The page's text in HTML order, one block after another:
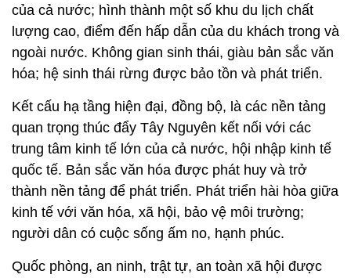
của cả nước; hình thành một số khu du lịch chất
lượng cao, điểm đến hấp dẫn của du khách trong và
ngoài nước. Không gian sinh thái, giàu bản sắc văn
hóa; hệ sinh thái rừng được bảo tồn và phát triển.
Kết cấu hạ tầng hiện đại, đồng bộ, là các nền tảng
quan trọng thúc đẩy Tây Nguyên kết nối với các
trung tâm kinh tế lớn của cả nước, hội nhập kinh tế
quốc tế. Bản sắc văn hóa được phát huy và trở
thành nền tảng để phát triển. Phát triển hài hòa giữa
kinh tế với văn hóa, xã hội, bảo vệ môi trường;
người dân có cuộc sống ấm no, hạnh phúc.
Quốc phòng, an ninh, trật tự, an toàn xã hội được